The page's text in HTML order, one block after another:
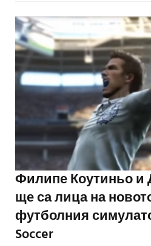
Филипе Коутиньо
ще са лица на
футболния
Soccer